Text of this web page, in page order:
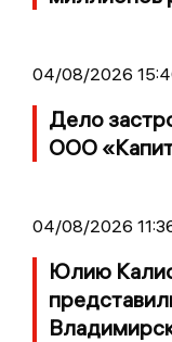
04/08/2026
Дело
ООО
04/08/2026
Юлию